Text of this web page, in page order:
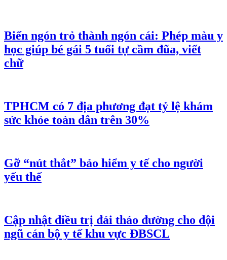
Biến ngón trỏ thành ngón cái: Phép màu y
học giúp bé gái 5 tuổi tự cầm đũa, viết
chữ
TPHCM có 7 địa phương đạt tỷ lệ khám
sức khỏe toàn dân trên 30%
Gỡ “nút thắt” bảo hiểm y tế cho người
yếu thế
Cập nhật điều trị đái tháo đường cho đội
ngũ cán bộ y tế khu vực ĐBSCL